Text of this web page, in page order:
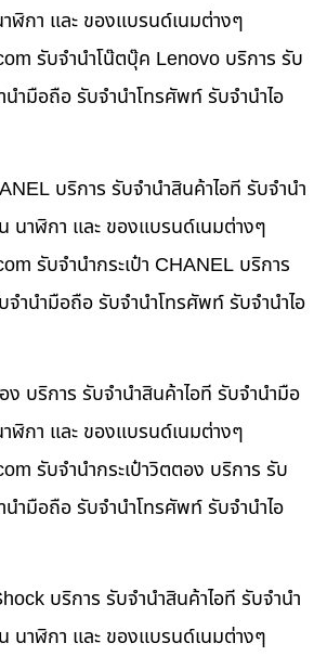
ฬิกา และ ของแบรนด์เนมต่างๆ
รับจำนำโน๊ตบุ๊ค Lenovo บริการ รับ
นำมือถือ รับจำนำโทรศัพท์ รับจำนำไอ
บริการ รับจำนำสินค้าไอที รับจำนำ
นาฬิกา และ ของแบรนด์เนมต่างๆ
รับจำนำกระเป๋า CHANEL บริการ
จำนำมือถือ รับจำนำโทรศัพท์ รับจำนำไอ
ง บริการ รับจำนำสินค้าไอที รับจำนำมือ
ฬิกา และ ของแบรนด์เนมต่างๆ
รับจำนำกระเป๋าวิตตอง บริการ รับ
นำมือถือ รับจำนำโทรศัพท์ รับจำนำไอ
บริการ รับจำนำสินค้าไอที รับจำนำ
นาฬิกา และ ของแบรนด์เนมต่างๆ